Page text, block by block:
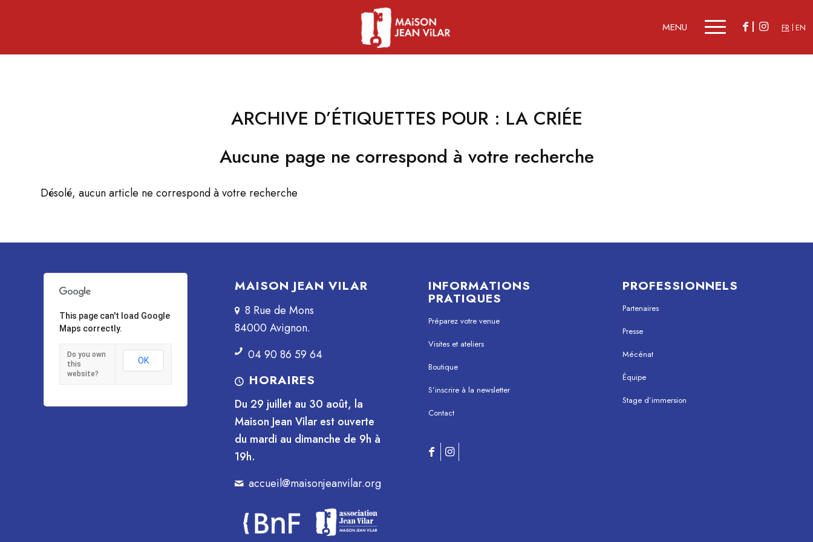
FR EN
ARCHIVE D’ÉTIQUETTES POUR : LA CRIÉE
Aucune page ne correspond à votre recherche
Désolé, aucun article ne correspond à votre recherche
This page can't load Google
Maps correctly.
Do you own
this
website?
OK
MAISON JEAN VILAR
8 Rue de Mons
84000 Avignon.
04 90 86 59 64
HORAIRES
Du 29 juillet au 30 août, la
Maison Jean Vilar est ouverte
du mardi au dimanche de 9h à
19h.
accueil@maisonjeanvilar.org
INFORMATIONS
PRATIQUES
Préparez votre venue
Visites et ateliers
Boutique
S’inscrire à la newsletter
Contact
PROFESSIONNELS
Partenaires
Presse
Mécénat
Équipe
Stage d’immersion